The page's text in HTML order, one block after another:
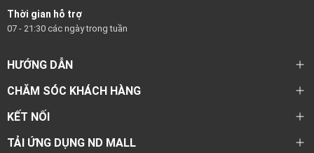
Thời gian hỗ trợ
07 - 21:30 các ngày trong tuần
HƯỚNG DẪN
CHĂM SÓC KHÁCH HÀNG
KẾT NỐI
TẢI ỨNG DỤNG ND MALL